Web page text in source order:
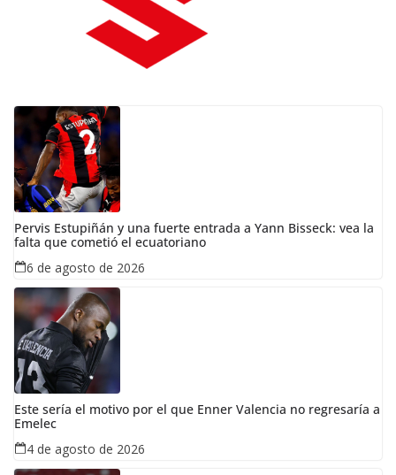
Pervis Estupiñán y una fuerte entrada a Yann Bisseck: vea la
falta que cometió el ecuatoriano
6 de agosto de 2026
Este sería el motivo por el que Enner Valencia no regresaría a
Emelec
4 de agosto de 2026